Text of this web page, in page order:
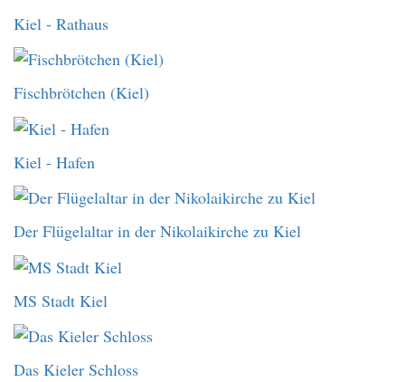
Kiel - Rathaus
Fischbrötchen (Kiel)
Kiel - Hafen
Der Flügelaltar in der Nikolaikirche zu Kiel
MS Stadt Kiel
Das Kieler Schloss